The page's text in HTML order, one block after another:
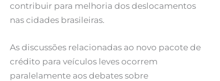
contribuir para melhoria dos deslocamentos
nas cidades brasileiras.
As discussões relacionadas ao novo pacote de
crédito para veículos leves ocorrem
paralelamente aos debates sobre